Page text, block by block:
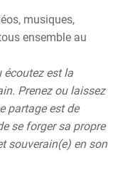
musiques,
ensemble au
écoutez est la
Prenez ou laissez
partage est de
se forger sa propre
souverain(e) en son